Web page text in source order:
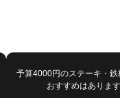
予算4000円のステーキ・鉄板
おすすめはありますか